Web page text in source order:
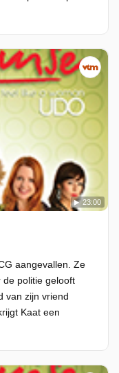
23:00
aangevallen. Ze
de politie gelooft
van zijn vriend
Kaat een